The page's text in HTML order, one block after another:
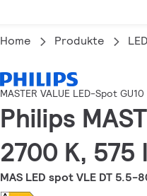
Home Produkte
MASTER VALUE LED-Spot GU10
Philips
2700 K,
MAS LED spot VLE DT 5.5-